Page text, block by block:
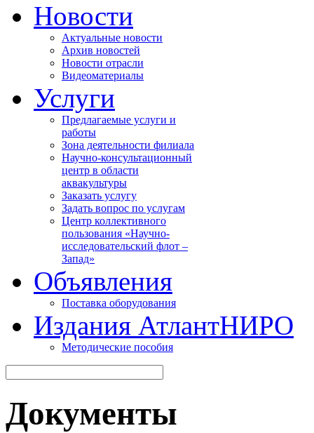
Новости
Актуальные новости
Архив новостей
Новости отрасли
Видеоматериалы
Услуги
Предлагаемые услуги и
работы
Зона деятельности филиала
Научно-консультационный
центр в области
аквакультуры
Заказать услугу
Задать вопрос по услугам
Центр коллективного
пользования «Научно-
исследовательский флот –
Запад»
Объявления
Поставка оборудования
Издания АтлантНИРО
Методические пособия
Документы